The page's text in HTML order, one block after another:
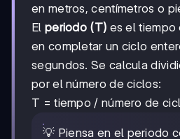
en metros, centímetros o
El periodo (T) es el tiempo
en completar un ciclo
segundos. Se calcula
por el número de ciclos:
T = tiempo / número de
💡 Piensa en el periodo